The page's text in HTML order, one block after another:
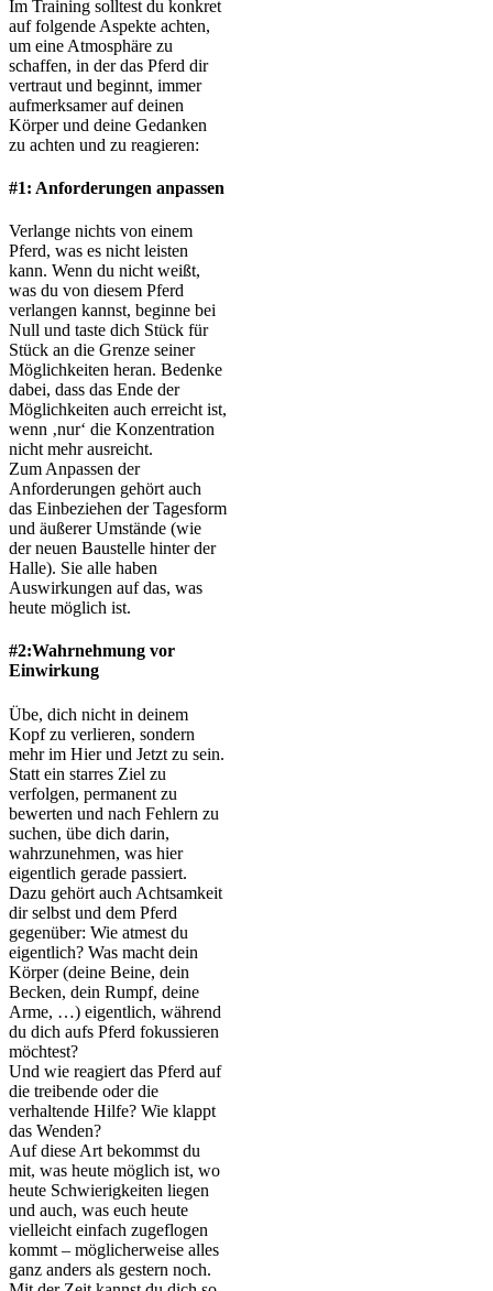
Im Training solltest du konkret
auf folgende Aspekte achten,
um eine Atmosphäre zu
schaffen, in der das Pferd dir
vertraut und beginnt, immer
aufmerksamer auf deinen
Körper und deine Gedanken
zu achten und zu reagieren:
#1: Anforderungen anpassen
Verlange nichts von einem
Pferd, was es nicht leisten
kann. Wenn du nicht weißt,
was du von diesem Pferd
verlangen kannst, beginne bei
Null und taste dich Stück für
Stück an die Grenze seiner
Möglichkeiten heran. Bedenke
dabei, dass das Ende der
Möglichkeiten auch erreicht ist,
wenn ‚nur‘ die Konzentration
nicht mehr ausreicht.
Zum Anpassen der
Anforderungen gehört auch
das Einbeziehen der Tagesform
und äußerer Umstände (wie
der neuen Baustelle hinter der
Halle). Sie alle haben
Auswirkungen auf das, was
heute möglich ist.
#2:Wahrnehmung vor
Einwirkung
Übe, dich nicht in deinem
Kopf zu verlieren, sondern
mehr im Hier und Jetzt zu sein.
Statt ein starres Ziel zu
verfolgen, permanent zu
bewerten und nach Fehlern zu
suchen, übe dich darin,
wahrzunehmen, was hier
eigentlich gerade passiert.
Dazu gehört auch Achtsamkeit
dir selbst und dem Pferd
gegenüber: Wie atmest du
eigentlich? Was macht dein
Körper (deine Beine, dein
Becken, dein Rumpf, deine
Arme, …) eigentlich, während
du dich aufs Pferd fokussieren
möchtest?
Und wie reagiert das Pferd auf
die treibende oder die
verhaltende Hilfe? Wie klappt
das Wenden?
Auf diese Art bekommst du
mit, was heute möglich ist, wo
heute Schwierigkeiten liegen
und auch, was euch heute
vielleicht einfach zugeflogen
kommt – möglicherweise alles
ganz anders als gestern noch.